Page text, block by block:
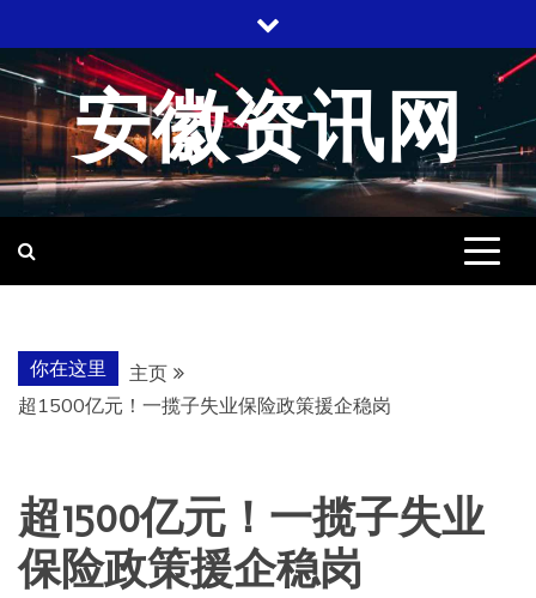
至
内
容
安徽资讯网
你在这里
主页
超1500亿元！一揽子失业保险政策援企稳岗
超1500亿元！一揽子失业
保险政策援企稳岗